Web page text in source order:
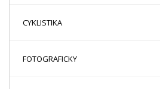
CYKLISTIKA
FOTOGRAFICKY